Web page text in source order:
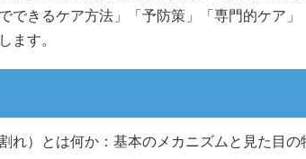
できるケア方法」「予防策」「専門的ケア
ます。
れ）とは何か：基本のメカニズムと見た目の